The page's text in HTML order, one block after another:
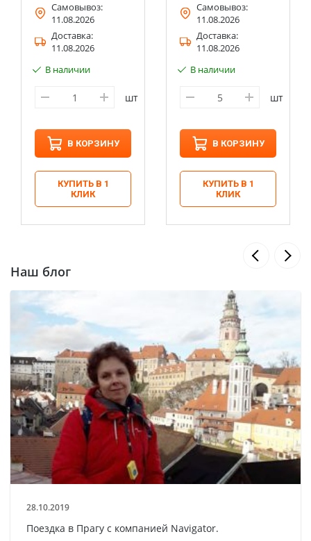
Самовывоз:
11.08.2026
Доставка:
11.08.2026
В наличии
шт
В КОРЗИНУ
КУПИТЬ В 1
КЛИК
Самовывоз:
11.08.2026
Доставка:
11.08.2026
В наличии
шт
В КОРЗИНУ
КУПИТЬ В 1
КЛИК
Наш блог
28.10.2019
Поездка в Прагу с компанией Navigator.